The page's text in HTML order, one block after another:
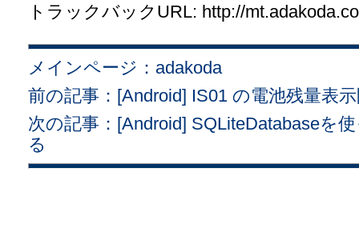
トラックバックURL: http://
メインページ：adakoda
前の記事：[Android] IS01 の電池残量表
次の記事：[Android] SQLiteDatabaseを
る